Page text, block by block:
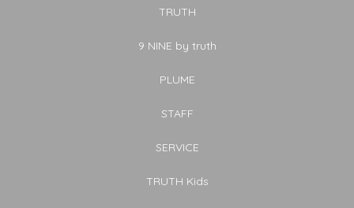
TRUTH
9 NINE by truth
PLUME
STAFF
SERVICE
TRUTH Kids